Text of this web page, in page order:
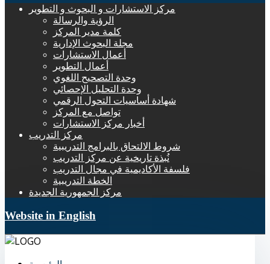
مركز الاستشارات و البحوث و التطوير
الرؤية والرسالة
كلمة مدير المركز
مجلة البحوث الإدارية
أعمال الاستشارات
أعمال التطوير
وحدة التصحيح اللغوي
وحدة التحليل الإحصائي
شهادة أساسيات التحول الرقمي
تواصل مع المركز
أخبار مركز الاستشارات
مركز التدريب
شروط الالتحاق بالبرامج التدريبية
نُبذة تاريخية عن مركز التدريب
فلسفة الأكاديمية في مجال التدريب
الخطة التدريبية
مركز الجمهورية الجديدة
Website in English